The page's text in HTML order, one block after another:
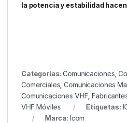
la potencia y estabilidad
Categorías:Comunicaciones,
Comerciales,Comunicaciones
Comunicaciones VHF,
VHF Móviles
Etiquetas:
Marca: Icom